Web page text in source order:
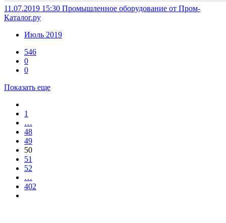
11.07.2019 15:30 Промышленное оборудование от Пром-
Каталог.ру
Июль 2019
546
0
0
Показать еще
1
…
48
49
50
51
52
…
402